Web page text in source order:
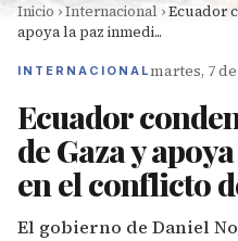
Inicio ›Internacional ›Ecuador
apoya la paz inmedi...
INTERNACIONALmartes, 7
Ecuador
de Gaza y
en el conflicto
El gobierno de Daniel